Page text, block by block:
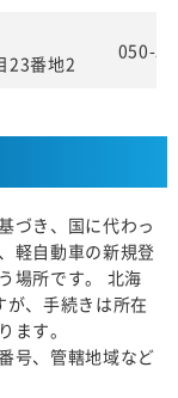
23番地2
050-
づき、国に代わっ
軽自動車の新規登
場所です。 北海
、手続きは所在
ます。
号、管轄地域など